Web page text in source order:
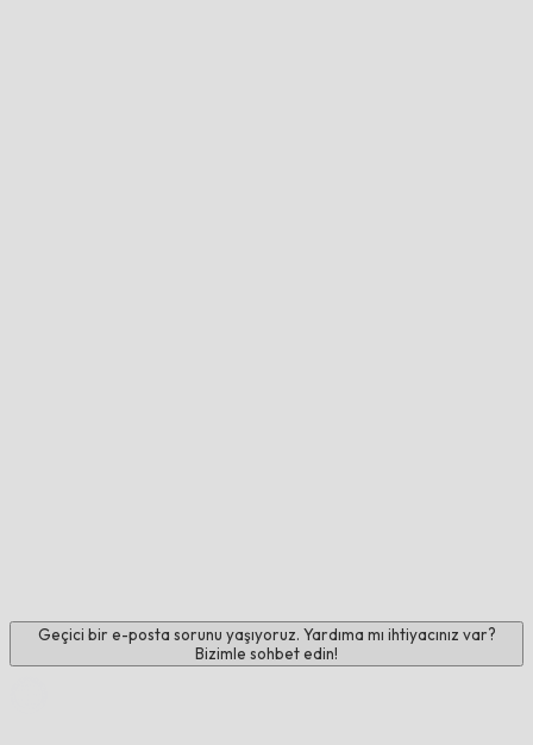
Geçici bir e-posta sorunu yaşıyoruz. Yardıma mı ihtiyacınız var?
Bizimle sohbet edin!